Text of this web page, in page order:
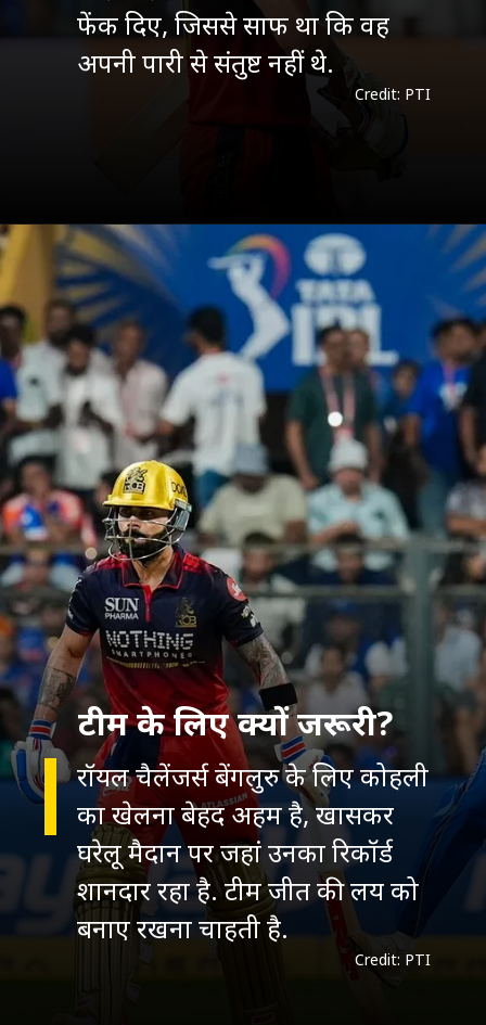
फेंक दिए, जिससे साफ था कि वह
अपनी पारी से संतुष्ट नहीं थे.
Credit: PTI
टीम के लिए क्यों जरूरी?
रॉयल चैलेंजर्स बेंगलुरु के लिए कोहली
का खेलना बेहद अहम है, खासकर
घरेलू मैदान पर जहां उनका रिकॉर्ड
शानदार रहा है. टीम जीत की लय को
बनाए रखना चाहती है.
Credit: PTI